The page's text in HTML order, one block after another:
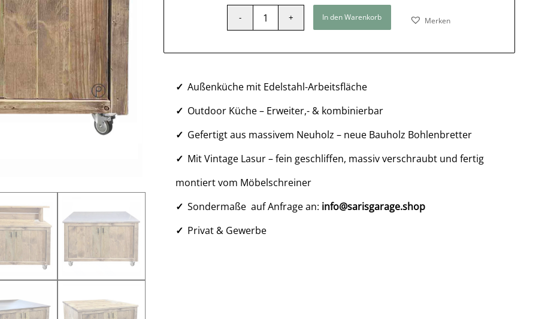
In den Warenkorb Merken
Außenküche mit Edelstahl-Arbeitsfläche
Outdoor Küche – Erweiter,- & kombinierbar
Gefertigt aus massivem Neuholz – neue Bauholz Bohlenbretter
Mit Vintage Lasur – fein geschliffen, massiv verschraubt und fertig
montiert vom Möbelschreiner
Sondermaße auf Anfrage an: info@sarisgarage.shop
Privat & Gewerbe